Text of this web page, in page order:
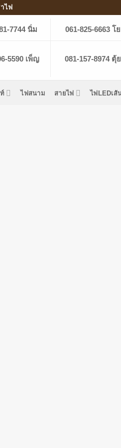
ไฟ
7744 นิ่ม 061-825-6663 โย
5590 เพ็ญ 081-157-8974 ตุ้ย
ไฟสนาม สายไฟ ไฟLEDเส้